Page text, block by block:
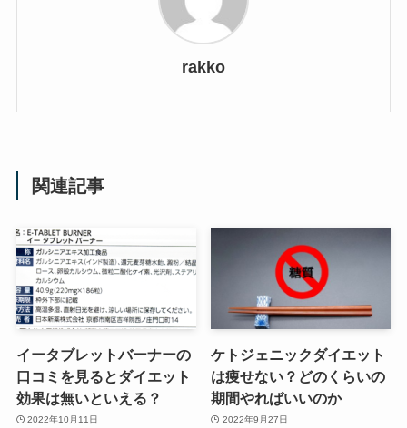
rakko
関連記事
イータブレットバーナーの
口コミを見るとダイエット
効果は無いといえる？
2022年10月11日
ケトジェニックダイエット
は痩せない？どのくらいの
期間やればいいのか
2022年9月27日